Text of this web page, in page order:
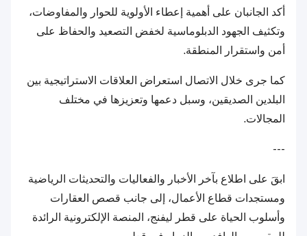
أكد الجانبان على أهمية إعطاء الأولوية للحوار والمفاوضات،
وتكثيف الجهود الدبلوماسية لخفض التصعيد والحفاظ على
أمن واستقرار المنطقة.
كما جرى خلال الاتصال استعراض العلاقات الاستراتيجية بين
البلدين الصديقين، وسبل دعمها وتعزيزها في مختلف
المجالات.
---
ابقَ على اطلاع بآخر الأخبار والفعاليات والتحديثات الرياضية
ومستجدات قطاع الأعمال، إلى جانب قصص العقارات
وأسلوب الحياة على قطر ليفنج، المنصة الإلكترونية الرائدة